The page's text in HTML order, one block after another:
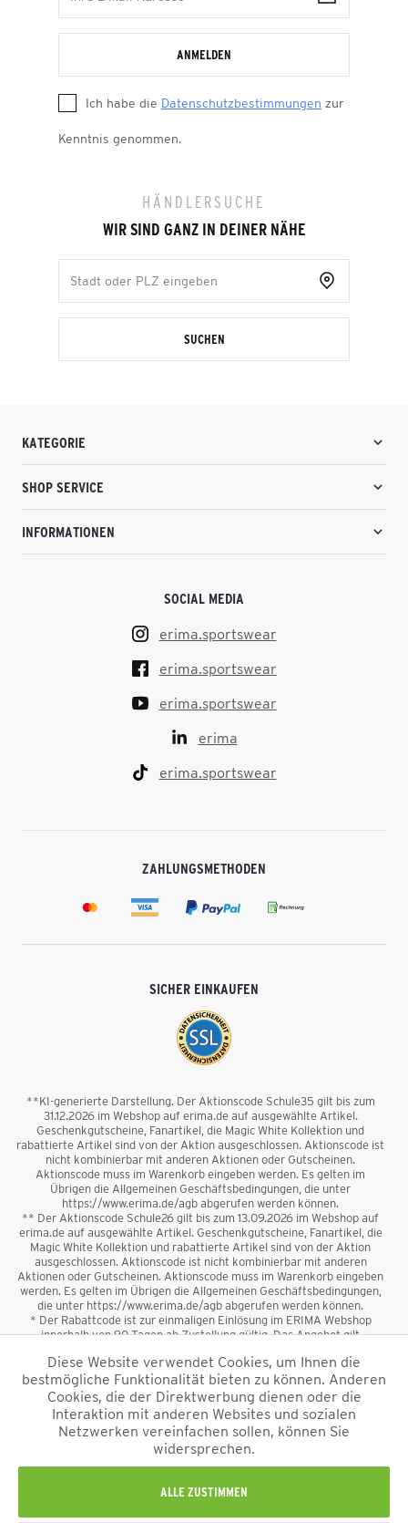
ANMELDEN
Ich habe die Datenschutzbestimmungen zur
Kenntnis genommen.
HÄNDLERSUCHE
WIR SIND GANZ IN DEINER NÄHE
SUCHEN
KATEGORIE
SHOP SERVICE
INFORMATIONEN
SOCIAL MEDIA
erima.sportswear
erima.sportswear
erima.sportswear
erima
erima.sportswear
ZAHLUNGSMETHODEN
SICHER EINKAUFEN
**KI-generierte Darstellung. Der Aktionscode Schule35 gilt bis zum
31.12.2026 im Webshop auf erima.de auf ausgewählte Artikel.
Geschenkgutscheine, Fanartikel, die Magic White Kollektion und
rabattierte Artikel sind von der Aktion ausgeschlossen. Aktionscode ist
nicht kombinierbar mit anderen Aktionen oder Gutscheinen.
Aktionscode muss im Warenkorb eingeben werden. Es gelten im
Übrigen die Allgemeinen Geschäftsbedingungen, die unter
https://www.erima.de/agb abgerufen werden können.
** Der Aktionscode Schule26 gilt bis zum 13.09.2026 im Webshop auf
erima.de auf ausgewählte Artikel. Geschenkgutscheine, Fanartikel, die
Magic White Kollektion und rabattierte Artikel sind von der Aktion
ausgeschlossen. Aktionscode ist nicht kombinierbar mit anderen
Aktionen oder Gutscheinen. Aktionscode muss im Warenkorb eingeben
werden. Es gelten im Übrigen die Allgemeinen Geschäftsbedingungen,
die unter https://www.erima.de/agb abgerufen werden können.
* Der Rabattcode ist zur einmaligen Einlösung im ERIMA Webshop
innerhalb von 90 Tagen ab Zustellung gültig. Das Angebot gilt
sowie Geschenkgutscheine sind vom Rabatt ausgeschlossen. Der
Rabattcode ist nicht mit anderen Aktionen oder Gutscheinen
kombinierbar. Der Mindestbestellwert beträgt 50 €
*Alle Preise verstehen sich inkl. Mehrwertsteuer und zzgl.
und ggf. Nachnahmegebühren, wenn nicht anders
beschrieben.
Diese Website verwendet Cookies, um Ihnen die
bestmögliche Funktionalität bieten zu können. Anderen
Cookies, die der Direktwerbung dienen oder die
Interaktion mit anderen Websites und sozialen
Netzwerken vereinfachen sollen, können Sie
widersprechen.